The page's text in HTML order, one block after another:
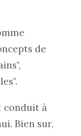
de
conduit à
Bien sur,